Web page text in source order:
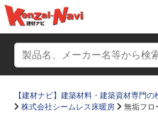
【建材ナビ】建築材料・建築資材専門の
株式会社シームレス床暖房
無垢フロ